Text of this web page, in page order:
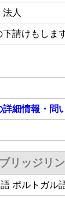
人
請けもしま
詳細情報・問
リッジリ
ポルトガ